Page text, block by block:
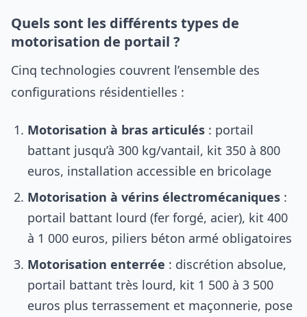
Quels sont les différents types de
motorisation de portail ?
Cinq technologies couvrent l’ensemble des
configurations résidentielles :
Motorisation à bras articulés : portail
battant jusqu’à 300 kg/vantail, kit 350 à 800
euros, installation accessible en bricolage
Motorisation à vérins électromécaniques :
portail battant lourd (fer forgé, acier), kit 400
à 1 000 euros, piliers béton armé obligatoires
Motorisation enterrée : discrétion absolue,
portail battant très lourd, kit 1 500 à 3 500
euros plus terrassement et maçonnerie, pose